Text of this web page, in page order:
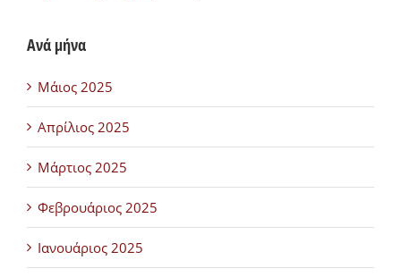
Ανά μήνα
Μάιος 2025
Απρίλιος 2025
Μάρτιος 2025
Φεβρουάριος 2025
Ιανουάριος 2025